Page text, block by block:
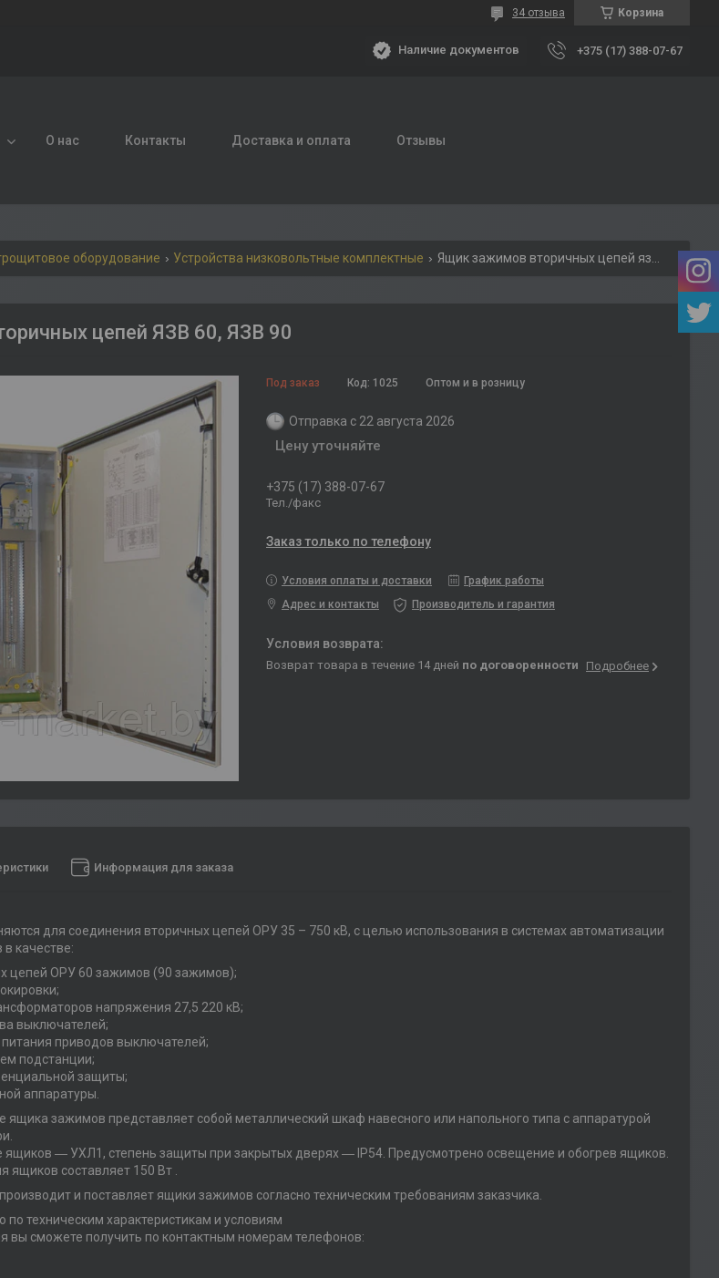
Корзина
34 отзыва
Наличие документов +375 (17) 388-07-67
О нас Контакты Доставка и оплата Отзывы
оборудование Устройства низковольтные комплектные
цепей ЯЗВ 60, ЯЗВ 90
Под заказ Оптом и в розницу
Код: 1025
Отправка с 22 августа 2026
Цену уточняйте
+375 (17) 388-07-67
Тел./факс
Заказ только по телефону
Условия оплаты и доставки
График работы
Адрес и контакты
Производитель и гарантия
возврат товара в течение 14 дней по договоренности Подробнее
Информация для заказа
для соединения вторичных цепей ОРУ 35 – 750 кВ, с целью использования в системах автоматизации
в качестве:
цепей ОРУ 60 зажимов (90 зажимов);
напряжения 27,5 220 кВ;
выключателей;
приводов выключателей;
подстанции;
защиты;
аппаратуры.
ящика зажимов представляет собой металлический шкаф навесного или напольного типа с аппаратурой
ящиков ― УХЛ1, степень защиты при закрытых дверях ― IP54. Предусмотрено освещение и обогрев ящиков.
ящиков составляет 150 Вт .
производит и поставляет ящики зажимов согласно техническим требованиям заказчика.
техническим характеристикам и условиям
вы сможете получить по контактным номерам телефонов: